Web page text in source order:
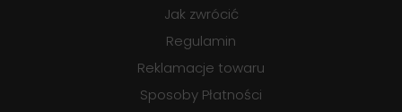
Jak zwrócić
Regulamin
Reklamacje towaru
Sposoby Płatności